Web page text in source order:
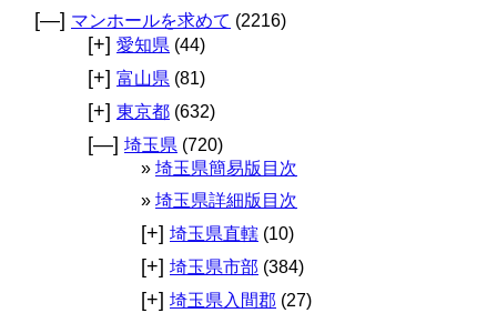
[—] マンホールを求めて (2216)
[+] 愛知県 (44)
[+] 富山県 (81)
[+] 東京都 (632)
[—] 埼玉県 (720)
埼玉県簡易版目次
埼玉県詳細版目次
[+] 埼玉県直轄 (10)
[+] 埼玉県市部 (384)
[+] 埼玉県入間郡 (27)